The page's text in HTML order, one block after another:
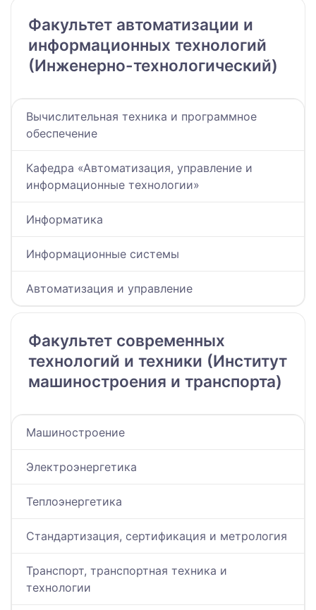
Факультет автоматизации и
информационных технологий
(Инженерно-технологический)
Вычислительная техника и программное
обеспечение
Кафедра «Автоматизация, управление и
информационные технологии»
Информатика
Информационные системы
Автоматизация и управление
Факультет современных
технологий и техники (Институт
машиностроения и транспорта)
Машиностроение
Электроэнергетика
Теплоэнергетика
Стандартизация, сертификация и метрология
Транспорт, транспортная техника и
технологии